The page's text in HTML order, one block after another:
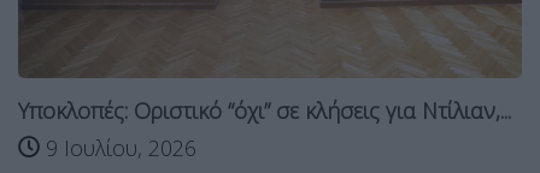
Υποκλοπές: Οριστικό “όχι” σε κλήσεις για Ντίλιαν,...
9 Ιουλίου, 2026